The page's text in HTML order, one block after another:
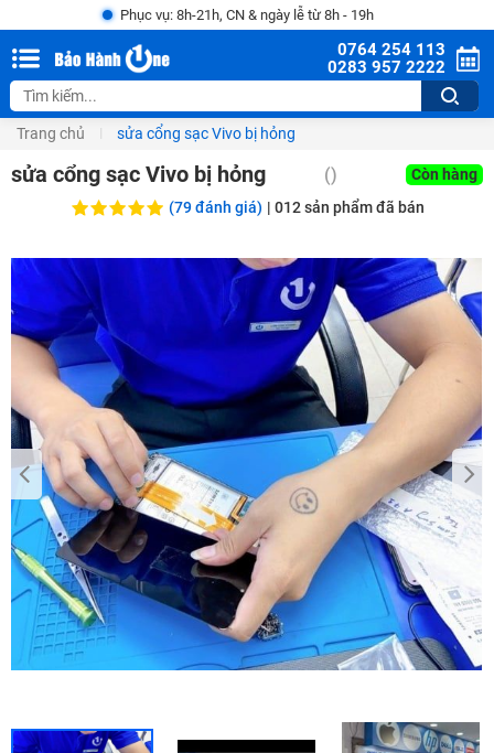
Phục vụ: 8h-21h, CN & ngày lễ từ 8h - 19h
0764 254 113
0283 957 2222
Trang chủ sửa cổng sạc Vivo bị hỏng
sửa cổng sạc Vivo bị hỏng ()
Còn hàng
(79 đánh giá) | 012sản phẩm đã bán